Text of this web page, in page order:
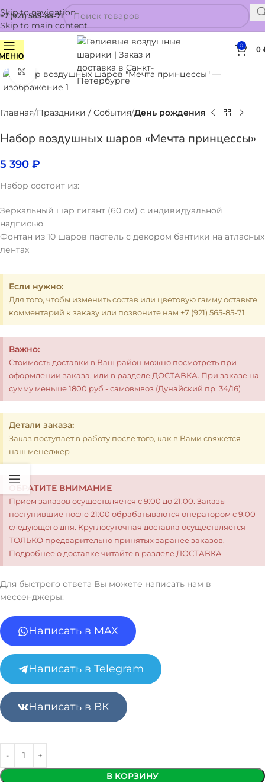
Skip to navigation
Skip to main content
+7 (921) 565-85-71
0 0
Нажмите, чтобы увеличить
Главная Праздники / События День рождения
Набор воздушных шаров «Мечта принцессы»
5 390 ₽
Набор состоит из:
Зеркальный шар гигант (60 см) с индивидуальной
надписью
Фонтан из 10 шаров пастель с декором бантики на атласных
лентах
Если нужно:
Для того, чтобы изменить состав или цветовую гамму оставьте
комментарий к заказу или позвоните нам +7 (921) 565-85-71
Важно:
Стоимость доставки в Ваш район можно посмотреть при
оформлении заказа, или в разделе ДОСТАВКА. При заказе на
сумму меньше 1800 руб - самовывоз (Дунайский пр. 34/16)
Детали заказа:
Заказ поступает в работу после того, как в Вами свяжется
наш менеджер
ОБРАТИТЕ ВНИМАНИЕ
Прием заказов осуществляется с 9:00 до 21:00. Заказы
поступившие после 21:00 обрабатываются оператором с 9:00
следующего дня. Круглосуточная доставка осуществляется
ТОЛЬКО предварительно принятых заранее заказов.
Подробнее о доставке читайте в разделе ДОСТАВКА
Для быстрого ответа Вы можете написать нам в
мессенджеры:
Написать в MAX
Написать в Telegram
Написать в ВК
В КОРЗИНУ